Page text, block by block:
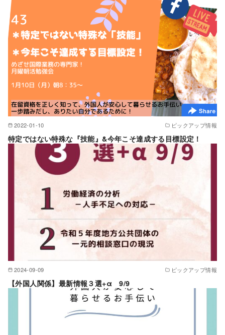
2022-01-10 ピックアップ情報
特定ではない特殊な『技能』&今年こそ達成する目標設定！
2024-09-09 ピックアップ情報
【外国人関係】最新情報３選+α 9/9